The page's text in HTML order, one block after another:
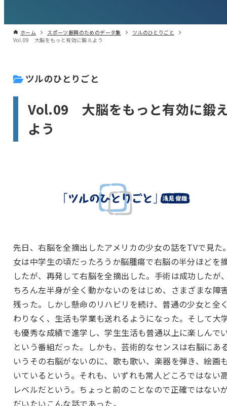
ホーム スポーツ振興のためのデータ集
ツルのひとりごと
Vol.09 大脳をもっと有効に鍛えよう
ツルのひとりごと
Vol.09 大脳をもっと有効に鍛
よう
先日、右脳を全摘出したアメリカの少女の話をTVで見た
女は中学生の頃だったろうか脳腫瘍で右脳の半分ほどを
したが、再発して右脳を全摘出した。手術は成功したが
ちろん左半身が全く動かないのをはじめ、さまざまな障
残った。しかし懸命のリハビリを続け、普通の少女と全
わりなく、生活も学業も送れるようになった。そして大
も優秀な成績で進学し、学生生活も普通以上に楽しんで
という番組だった。しかも、芸術的なセンスは右脳にあ
いうその右脳がないのに、歌も歌い、楽器を弾き、絵画
いているという。それも、いずれも常人どころではない
レベルだという。ちょっと前のことなので正確ではない
だいたいこんな話であった。